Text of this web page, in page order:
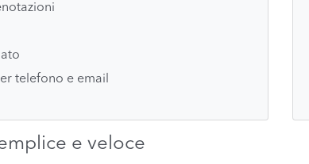
telefono e email
e veloce